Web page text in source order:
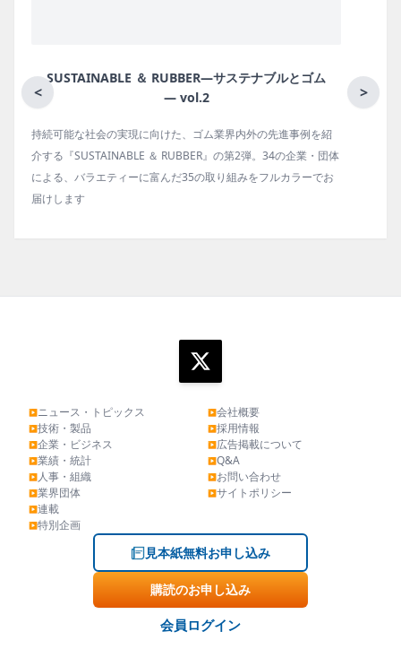
< >
月刊ラバーインダストリー／単品
ゴム報知新聞の姉妹誌。ゴム・エラストマー製品・市場分野別
の動向、新製品・技術、原材料動向、設備・機械の紹介、イン
タビュー、海外企業情報、統計などをコンパクトに掲載してい
▶ニュース・トピックス
▶技術・製品
▶企業・ビジネス
▶業績・統計
▶人事・組織
▶業界団体
▶連載
▶特別企画
▶会社概要
▶採用情報
▶広告掲載について
▶Q&A
▶お問い合わせ
▶サイトポリシー
見本紙無料お申し込み
購読のお申し込み
会員ログイン